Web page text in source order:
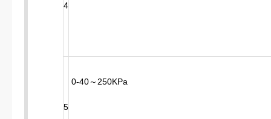
4
5
0-40～250KPa